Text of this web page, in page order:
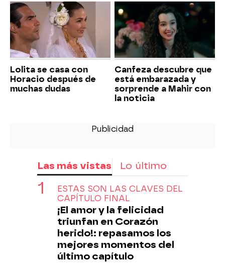
Lolita se casa con
Horacio después de
muchas dudas
Canfeza descubre que
está embarazada y
sorprende a Mahir con
la noticia
Las más vistas Lo último
ESTAS SON LAS CLAVES DEL
CAPÍTULO FINAL
¡El amor y la felicidad
triunfan en Corazón
herido!: repasamos los
mejores momentos del
último capítulo